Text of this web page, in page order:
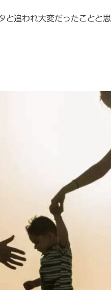
追われ大変だったことと思